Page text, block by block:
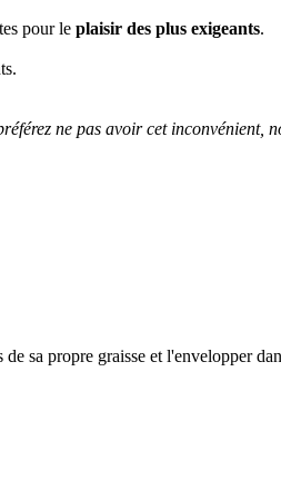
pour le plaisir des plus exigeants.
ne pas avoir cet inconvénient,
sa propre graisse et l'envelopper